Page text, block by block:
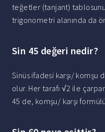
teğetler (tanjant)
trigonometri alanında da
Sin 45 değeri nedir?
Sinüs ifadesi karşı/ komşu
olur. Her tarafı √2 ile
45 de, komşu/ karşı